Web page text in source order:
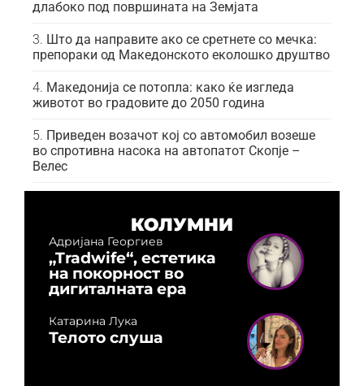
длабоко под површината на Земјата
Што да направите ако се сретнете со мечка:
препораки од Македонското еколошко друштво
Македонија се потопла: како ќе изгледа
животот во градовите до 2050 година
Приведен возачот кој со автомобил возеше
во спротивна насока на автопатот Скопје –
Велес
КОЛУМНИ
Адријана Георгиев
„Tradwife“, естетика
на покорност во
дигиталната ера
Катарина Лука
Телото слуша